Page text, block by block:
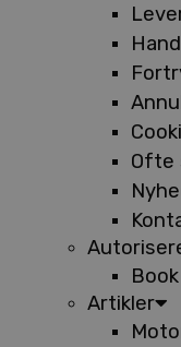
Ofte
Artikler